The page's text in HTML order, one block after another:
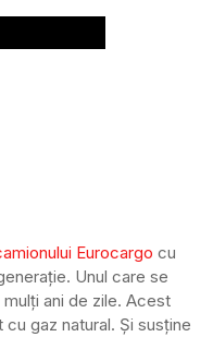
Eurocargo cu
Unul care se
ani de zile. Acest
gaz natural. Și susține